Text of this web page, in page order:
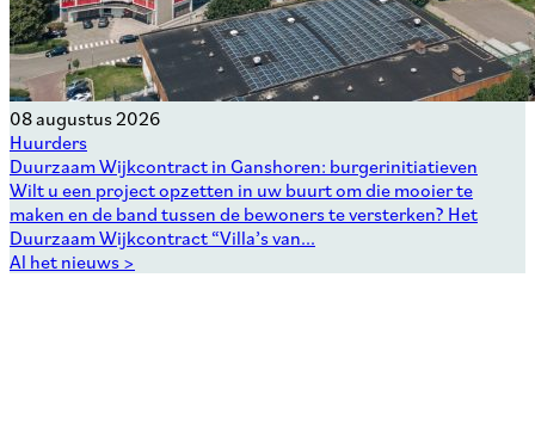
08 augustus 2026
Huurders
Duurzaam Wijkcontract in Ganshoren: burgerinitiatieven
Wilt u een project opzetten in uw buurt om die mooier te
maken en de band tussen de bewoners te versterken? Het
Duurzaam Wijkcontract “Villa’s van...
Al het nieuws >